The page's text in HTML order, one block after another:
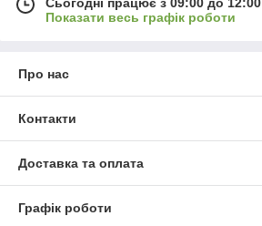
Сьогодні працює з 09:00 до 12:00
Показати весь графік роботи
Про нас
Контакти
Доставка та оплата
Графік роботи